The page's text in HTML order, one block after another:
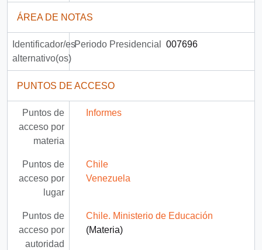
ÁREA DE NOTAS
Identificador/es
alternativo(os)
Periodo Presidencial 007696
PUNTOS DE ACCESO
Puntos de
acceso por
materia
Informes
Puntos de
acceso por
lugar
Chile
Venezuela
Puntos de
acceso por
autoridad
Chile. Ministerio de Educación
(Materia)